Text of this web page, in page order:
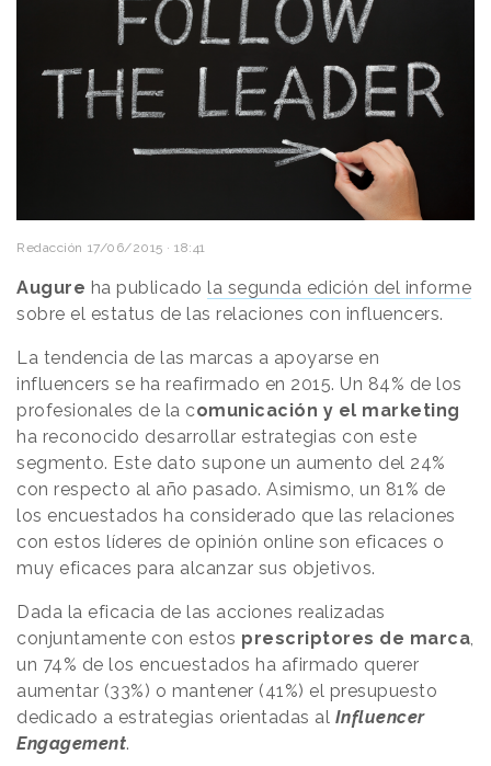
Redacción 17/06/2015 · 18:41
Augure ha publicado la segunda edición del informe
sobre el estatus de las relaciones con influencers.
La tendencia de las marcas a apoyarse en
influencers se ha reafirmado en 2015. Un 84% de los
profesionales de la comunicación y el marketing
ha reconocido desarrollar estrategias con este
segmento. Este dato supone un aumento del 24%
con respecto al año pasado. Asimismo, un 81% de
los encuestados ha considerado que las relaciones
con estos líderes de opinión online son eficaces o
muy eficaces para alcanzar sus objetivos.
Dada la eficacia de las acciones realizadas
conjuntamente con estos prescriptores de marca,
un 74% de los encuestados ha afirmado querer
aumentar (33%) o mantener (41%) el presupuesto
dedicado a estrategias orientadas al Influencer
Engagement.